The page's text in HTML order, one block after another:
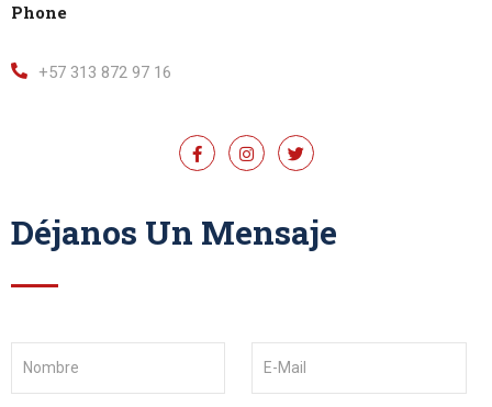
Phone
+57 313 872 97 16
Déjanos Un Mensaje